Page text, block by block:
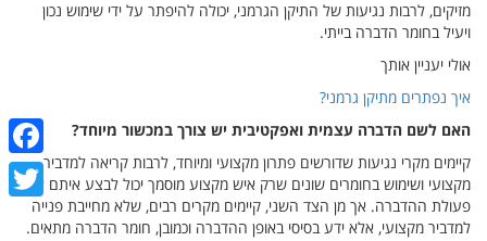
מזיקים, לרבות נגיעות של התיקן הגרמני, יכולה להיפתר על ידי שימוש נכון
ויעיל בחומר הדברה בייתי.
אולי יעניין אותך
איך נפתרים מתיקן גרמני?
האם לשם הדברה עצמית ואפקטיבית יש צורך במכשור מיוחד?
קיימים מקרי נגיעות שדורשים פתרון מקצועי ומיוחד, לרבות קריאה למדביר
מקצועי ושימוש בחומרים שונים שרק איש מקצוע מוסמך יכול לבצע איתם את
פעולת ההדברה. אך מן הצד השני, קיימים מקרים רבים, שלא מחייבת פנייה
למדביר מקצועי, אלא ידע בסיסי באופן ההדברה וכמובן, חומר הדברה מתאים.